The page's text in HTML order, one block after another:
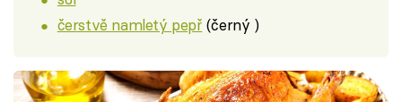
čerstvě namletý pepř (černý )